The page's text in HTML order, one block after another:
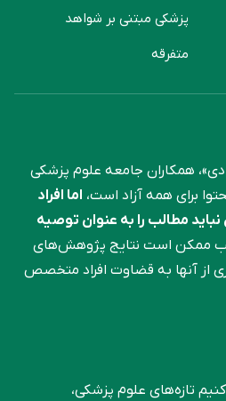
پزشکی مبتنی بر شواهد
متفرقه
همکاران جامعه علوم ‌پزشکی
برای همه آزاد است، اما افراد
مطالب را به عنوان توصیه
ممکن است نتایج پژوهش‌های
از آنها به قضاوت افراد متخصص
تازه‌های علوم پزشکی،